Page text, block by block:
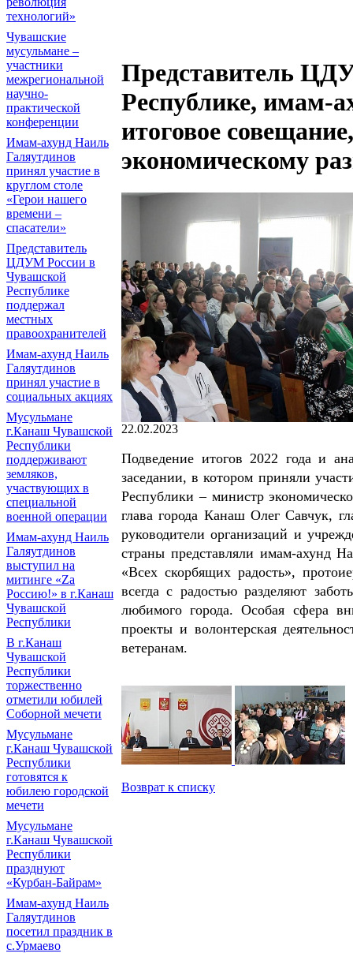
технологий»
Чувашские
мусульмане –
участники
межрегиональной
научно-
практической
конференции
Имам-ахунд Наиль
Галяутдинов
принял участие в
круглом столе
«Герои нашего
времени –
спасатели»
Представитель
ЦДУМ России в
Чувашской
Республике
поддержал
местных
правоохранителей
Имам-ахунд Наиль
Галяутдинов
принял участие в
социальных акциях
Мусульмане
г.Канаш Чувашской
Республики
поддерживают
земляков,
участвующих в
специальной
военной операции
Имам-ахунд Наиль
Галяутдинов
выступил на
митинге «Zа
Россию!» в г.Канаш
Чувашской
Республики
В г.Канаш
Чувашской
Республики
торжественно
отметили юбилей
Соборной мечети
Мусульмане
г.Канаш Чувашской
Республики
готовятся к
юбилею городской
мечети
Мусульмане
г.Канаш Чувашской
Республики
празднуют
«Курбан-Байрам»
Имам-ахунд Наиль
Галяутдинов
посетил праздник в
с.Урмаево
Представитель
Республике, имам-
итоговое
экономическому
22.02.2023
Подведение итогов 2022 года и
заседании, в котором приняли
Республики – министр
глава города Канаш Олег Савчук,
руководители организаций и
страны представляли имам-ахунд
«Всех скорбящих радость»,
всегда с радостью разделяют
любимого города. Особая сфера
проекты и волонтерская
ветеранам.
Возврат к списку